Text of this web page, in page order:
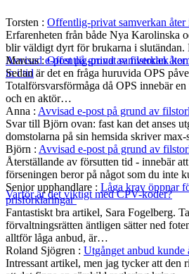
Avvisad e-post på grund av filstorlek
in i tid
Varför är det viktigt med CPV-koder?
Torsten : Offentlig-privat samverkan åter
Erfarenheten från både Nya Karolinska
blir väldigt dyrt för brukarna i
Marcus:Offentlig-privat samverkan åter
Sedan är det en fråga huruvida OPS
Totalförsvarsförmåga då OPS innebär
och en aktör…
Anna : Avvisad e-post på grund av
Svar till Björn ovan: fast kan det anses
domstolarna på sin hemsida skriver
Björn : Avvisad e-post på grund av
Återställande av försutten tid - innebär
förseningen beror på något som du inte
Senior upphandlare : Låga krav öppnar
prisförklaringar
Fantastiskt bra artikel, Sara Fogelberg.
förvaltningsrätten äntligen sätter ned
alltför låga anbud, är…
Roland Sjögren : Utgånget anbud kunde
Intressant artikel, men jag tycker att den